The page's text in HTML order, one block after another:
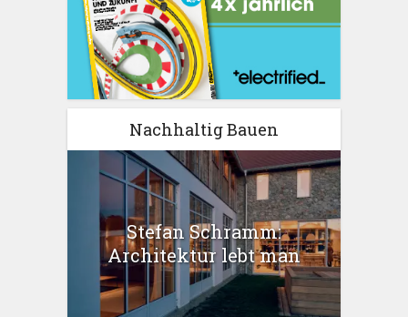
Nachhaltig Bauen
Stefan Schramm:
Architektur lebt man